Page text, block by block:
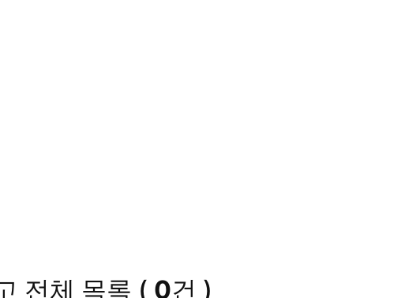
전체 목록 ( 0건 )